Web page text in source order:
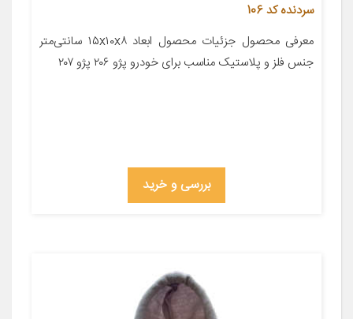
سردنده کد 106
معرفی محصول جزئیات محصول ابعاد ۱۵x۱۰x۸ سانتی‌متر
جنس فلز و پلاستیک مناسب برای خودرو پژو ۲۰۶ پژو ۲۰۷
بررسی و خرید